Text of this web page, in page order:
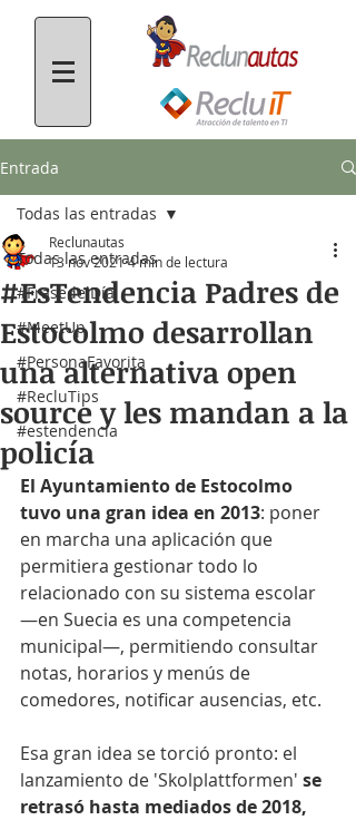
Entrada
Todas las entradas
#FrasedelDía
#MeetUp
#PersonaFavorita
#RecluTips
#estendencia
Todas las entradas
#EsTendencia Padres de
Estocolmo desarrollan
una alternativa open
source y les mandan a la
policía
Reclunautas
13 nov 20214 min de lectura
El Ayuntamiento de Estocolmo
tuvo una gran idea en 2013: poner
en marcha una aplicación que
permitiera gestionar todo lo
relacionado con su sistema escolar
—en Suecia es una competencia
municipal—, permitiendo consultar
notas, horarios y menús de
comedores, notificar ausencias, etc.
Esa gran idea se torció pronto: el
lanzamiento de 'Skolplattformen' se
retrasó hasta mediados de 2018,